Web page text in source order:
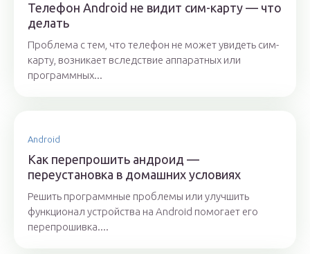
Телефон Android не видит сим-карту — что
делать
Проблема с тем, что телефон не может увидеть сим-
карту, возникает вследствие аппаратных или
программных...
Android
Как перепрошить андроид —
переустановка в домашних условиях
Решить программные проблемы или улучшить
функционал устройства на Android помогает его
перепрошивка....